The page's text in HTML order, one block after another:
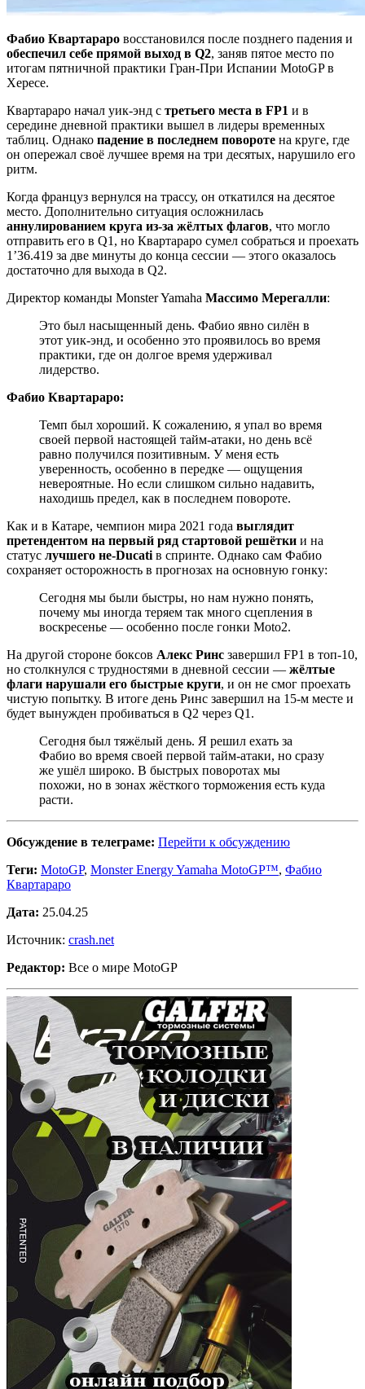
Фабио Квартараро восстановился после позднего падения и
обеспечил себе прямой выход в Q2, заняв пятое место по
итогам пятничной практики Гран-При Испании MotoGP в
Хересе.
Квартараро начал уик-энд с третьего места в FP1 и в
середине дневной практики вышел в лидеры временных
таблиц. Однако падение в последнем повороте на круге, где
он опережал своё лучшее время на три десятых, нарушило его
ритм.
Когда француз вернулся на трассу, он откатился на десятое
место. Дополнительно ситуация осложнилась
аннулированием круга из-за жёлтых флагов, что могло
отправить его в Q1, но Квартараро сумел собраться и проехать
1’36.419 за две минуты до конца сессии — этого оказалось
достаточно для выхода в Q2.
Директор команды Monster Yamaha Массимо Мерегалли:
Это был насыщенный день. Фабио явно силён в
этот уик-энд, и особенно это проявилось во время
практики, где он долгое время удерживал
лидерство.
Фабио Квартараро:
Темп был хороший. К сожалению, я упал во время
своей первой настоящей тайм-атаки, но день всё
равно получился позитивным. У меня есть
уверенность, особенно в передке — ощущения
невероятные. Но если слишком сильно надавить,
находишь предел, как в последнем повороте.
Как и в Катаре, чемпион мира 2021 года выглядит
претендентом на первый ряд стартовой решётки и на
статус лучшего не-Ducati в спринте. Однако сам Фабио
сохраняет осторожность в прогнозах на основную гонку:
Сегодня мы были быстры, но нам нужно понять,
почему мы иногда теряем так много сцепления в
воскресенье — особенно после гонки Moto2.
На другой стороне боксов Алекс Ринс завершил FP1 в топ-10,
но столкнулся с трудностями в дневной сессии — жёлтые
флаги нарушали его быстрые круги, и он не смог проехать
чистую попытку. В итоге день Ринс завершил на 15-м месте и
будет вынужден пробиваться в Q2 через Q1.
Сегодня был тяжёлый день. Я решил ехать за
Фабио во время своей первой тайм-атаки, но сразу
же ушёл широко. В быстрых поворотах мы
похожи, но в зонах жёсткого торможения есть куда
расти.
Обсуждение в телеграме: Перейти к обсуждению
Теги: MotoGP, Monster Energy Yamaha MotoGP™, Фабио
Квартараро
Дата: 25.04.25
Источник: crash.net
Редактор: Все о мире MotoGP